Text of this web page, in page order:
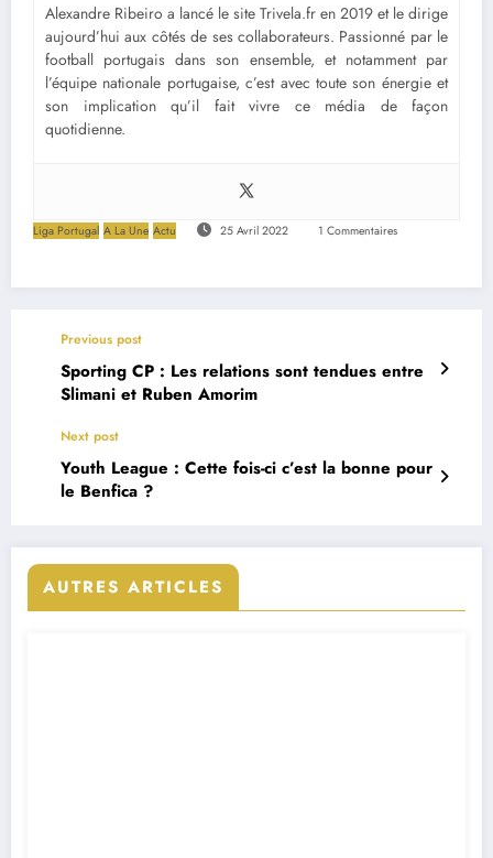
Alexandre Ribeiro a lancé le site Trivela.fr en 2019 et le dirige
aujourd’hui aux côtés de ses collaborateurs. Passionné par le
football portugais dans son ensemble, et notamment par
l’équipe nationale portugaise, c’est avec toute son énergie et
son implication qu’il fait vivre ce média de façon
quotidienne.
Liga Portugal A La Une Actu 25 Avril 2022 1 Commentaires
Previous post
Sporting CP : Les relations sont tendues entre
Slimani et Ruben Amorim
Next post
Youth League : Cette fois-ci c’est la bonne pour
le Benfica ?
AUTRES ARTICLES